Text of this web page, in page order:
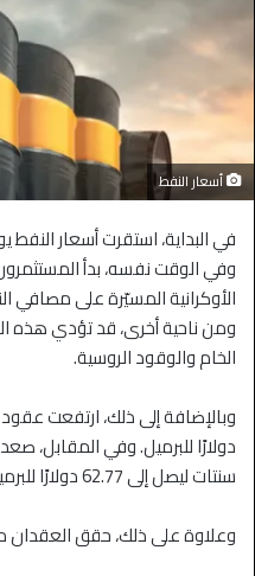
أسعار النفط
في البداية، استقرت أسعار النفط
وفي الوقت نفسه، بدأ
الأوكرانية المسيّرة على مصافي
ومن ناحية أخرى، قد تؤدي هذه
الخام والوقود الروسية.
وبالإضافة إلى ذلك، ارتفعت عقود
دولارًا للبرميل. وفي المقابل،
سنتات ليصل إلى 62.77 دولارًا للبرميل.
وعلاوة على ذلك، حقق